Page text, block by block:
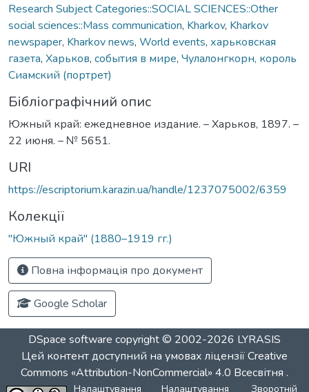
Research Subject Categories::SOCIAL SCIENCES::Other
social sciences::Mass communication, Kharkov, Kharkov
newspaper, Kharkov news, World events, харьковская
газета, Харьков, события в мире, Чулалонгкорн, король
Сиамский (портрет)
Бібліографічний опис
Южный край: ежедневное издание. – Харьков, 1897. –
22 июня. – № 5651.
URI
https://escriptorium.karazin.ua/handle/1237075002/6359
Колекції
"Южный край" (1880–1919 гг.)
Повна інформація про документ
Google Scholar
DSpace software copyright © 2002-2026 LYRASIS
Цей контент доступний на умовах ліцензіїCreative
Commons «Attribution-NonCommercial» 4.0 Всесвітня .
Налаштування Налаштування Зворотній